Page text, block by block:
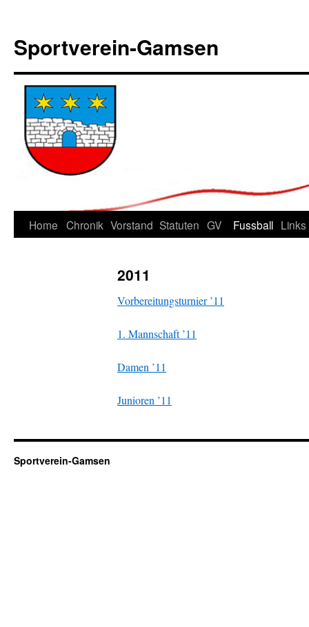
Sportverein-Gamsen
Springe
Home Chronik Vorstand Statuten GV Fussball Links
2011
Vorbereitungsturnier ’11
1. Mannschaft ’11
Damen ’11
Junioren ’11
Sportverein-Gamsen